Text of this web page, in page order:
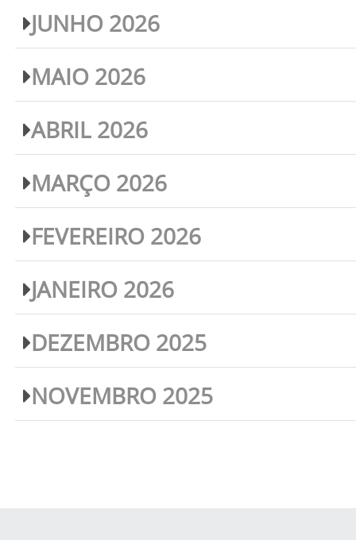
JUNHO 2026
MAIO 2026
ABRIL 2026
MARÇO 2026
FEVEREIRO 2026
JANEIRO 2026
DEZEMBRO 2025
NOVEMBRO 2025